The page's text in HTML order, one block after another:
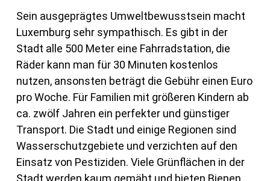
Sein ausgeprägtes Umweltbewusstsein macht
Luxemburg sehr sympathisch. Es gibt in der
Stadt alle 500 Meter eine Fahrradstation, die
Räder kann man für 30 Minuten kostenlos
nutzen, ansonsten beträgt die Gebühr einen Euro
pro Woche. Für Familien mit größeren Kindern ab
ca. zwölf Jahren ein perfekter und günstiger
Transport. Die Stadt und einige Regionen sind
Wasserschutzgebiete und verzichten auf den
Einsatz von Pestiziden. Viele Grünflächen in der
Stadt werden kaum gemäht und bieten Bienen,